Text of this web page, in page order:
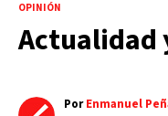
OPINIÓN
Actualidad
PorEnmanuel